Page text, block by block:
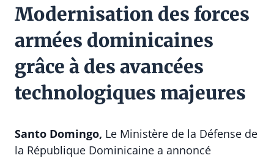
Modernisation des forces
armées dominicaines
grâce à des avancées
technologiques majeures
Santo Domingo, Le Ministère de la Défense de
la République Dominicaine a annoncé